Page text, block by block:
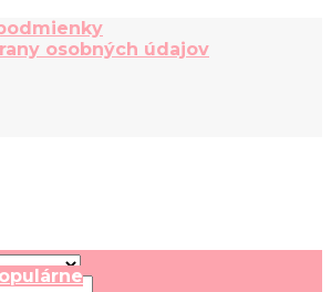
osobných údajov